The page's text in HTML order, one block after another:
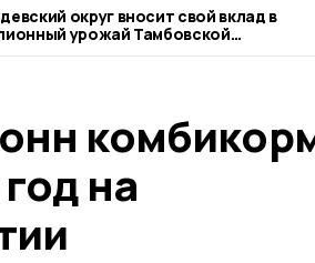
округ вносит свой вклад в
урожай Тамбовской
на